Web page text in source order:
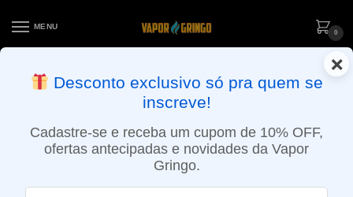
MENU
0
ENTREGA NO MESMO DIA EM SÃO PAULO (SEG A SEX): PEDIDOS
APROVADOS ATÉ 15:30 VIA MOTOBOY
×
Desconto exclusivo só pra quem se
inscreve!
Cadastre-se e receba um cupom de 10% OFF,
ofertas antecipadas e novidades da Vapor
Gringo.